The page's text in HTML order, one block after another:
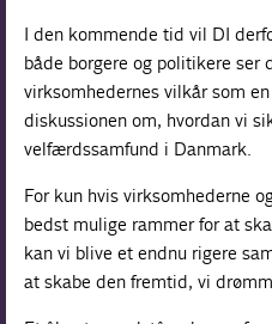
I den kommende tid vil DI
både borgere og politikere ser
virksomhedernes vilkår som
diskussionen om, hvordan vi
velfærdssamfund i Danmark.
For kun hvis virksomhederne
bedst mulige rammer for at
kan vi blive et endnu rigere
at skabe den fremtid, vi